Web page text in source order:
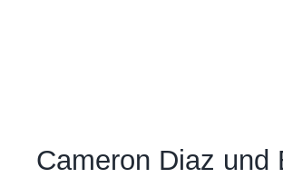
Cameron Diaz und